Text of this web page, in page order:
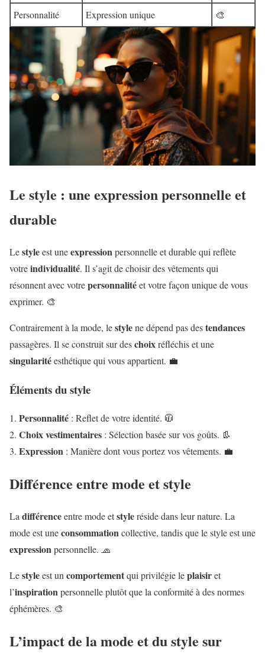
Personnalité
Expression unique 🎨
Le style : une expression personnelle et
durable
Lestyleest uneexpressionpersonnelle et durable qui reflète
votreindividualité. Il s’agit de choisir des vêtements qui
résonnent avec votrepersonnalitéet votre façon unique de vous
exprimer. 🎨
Contrairement à la mode, lestylene dépend pas destendances
passagères. Il se construit sur deschoixréfléchis et une
singularitéesthétique qui vous appartient. 💼
Éléments du style
Personnalité : Reflet de votre identité. 🧥
Choix vestimentaires : Sélection basée sur vos goûts. 👢
Expression : Manière dont vous portez vos vêtements. 💼
Différence entre mode et style
La différenceentre mode etstyleréside dans leur nature. La
mode est uneconsommationcollective, tandis que le style est une
expressionpersonnelle. 🧢
Lestyleest un comportementqui privilégie leplaisiret
l’inspirationpersonnelle plutôt que la conformité à des normes
éphémères. 🎨
L’impact de la mode et du style sur